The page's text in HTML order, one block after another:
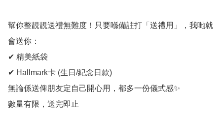
幫你整靚靚送禮無難度！只要喺備註打「送禮用」，我哋就
會送你：
✔ 精美紙袋
✔ Hallmark卡 (生日/紀念日款)
無論係送俾朋友定自己開心用，都多一份儀式感✨
數量有限，送完即止